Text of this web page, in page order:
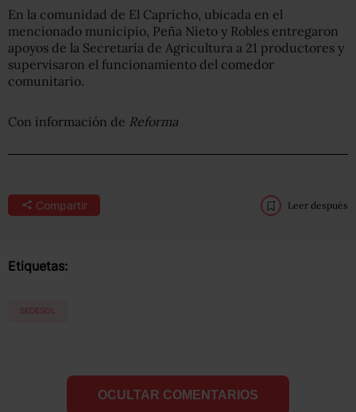
En la comunidad de El Capricho, ubicada en el
mencionado municipio, Peña Nieto y Robles entregaron
apoyos de la Secretaría de Agricultura a 21 productores y
supervisaron el funcionamiento del comedor
comunitario.
Con información de Reforma
Compartir Leer después
Etiquetas:
SEDESOL
OCULTAR COMENTARIOS